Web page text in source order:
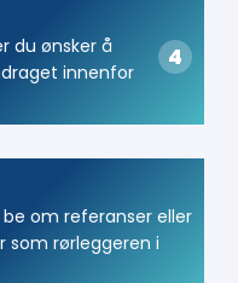
du ønsker å
innenfor
om referanser eller
som rørleggeren i